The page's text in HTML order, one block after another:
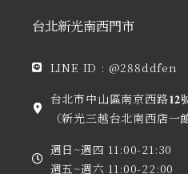
台北新光南西門市
LINE ID : @288ddfen
台北市中山區南京西路𝟏𝟐
（新光三越台北南西店一
週日~週四 11:00-21:30
週五~週六 11:00-22:00